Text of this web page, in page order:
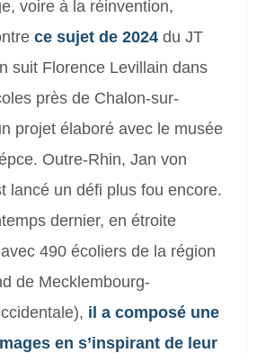
voire à la réinvention,
ce sujet de 2024du JT
suit Florence Levillain dans
près de Chalon-sur-
projet élaboré avec le musée
Outre-Rhin, Jan von
lancé un défi plus fou encore.
dernier, en étroite
490 écoliers de la région
de Mecklembourg-
), il a composé une
en s’inspirant de leur